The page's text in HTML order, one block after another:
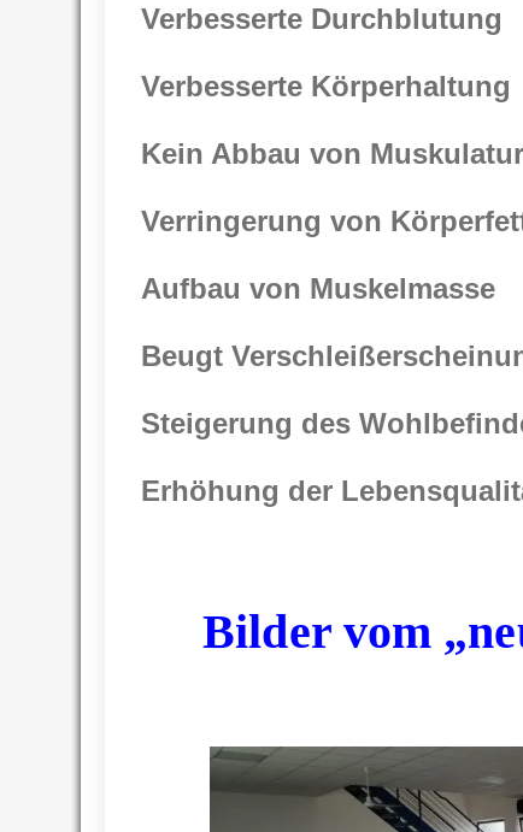
Verbesserte Durchblutung
Verbesserte Körperhaltung
Kein Abbau von
Verringerung von
Aufbau von Muskelmasse
Beugt
Steigerung des
Erhöhung der
Bilder vom